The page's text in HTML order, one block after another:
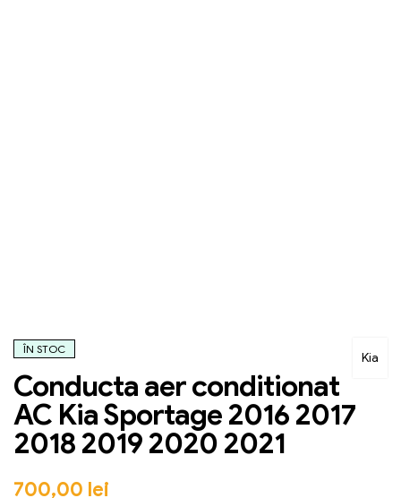
Kia
ÎN STOC
Conducta aer conditionat
AC Kia Sportage 2016 2017
2018 2019 2020 2021
700,00 lei